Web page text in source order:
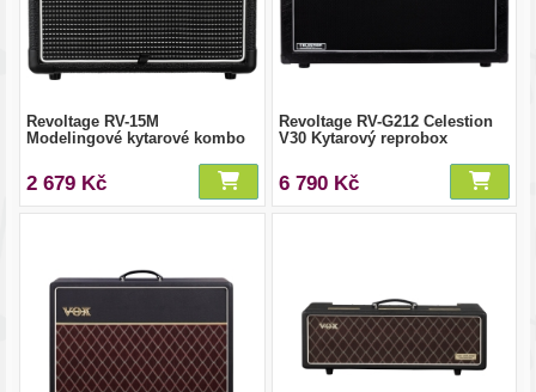
Revoltage RV-15M
Modelingové kytarové kombo
2 679 Kč
Revoltage RV-G212 Celestion
V30 Kytarový reprobox
6 790 Kč